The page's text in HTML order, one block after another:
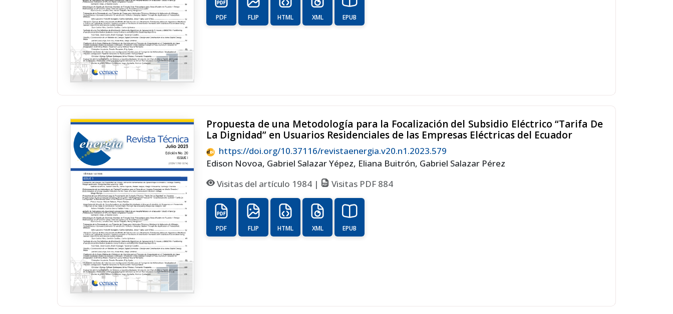
PDF FLIP HTML XML EPUB
Propuesta de una Metodología para la Focalización del Subsidio Eléctrico “Tarifa De
La Dignidad” en Usuarios Residenciales de las Empresas Eléctricas del Ecuador
https://doi.org/10.37116/revistaenergia.v20.n1.2023.579
Edison Novoa, Gabriel Salazar Yépez, Eliana Buitrón, Gabriel Salazar Pérez
Visitas del artículo 1984 |
Visitas PDF 884
PDF FLIP HTML XML EPUB